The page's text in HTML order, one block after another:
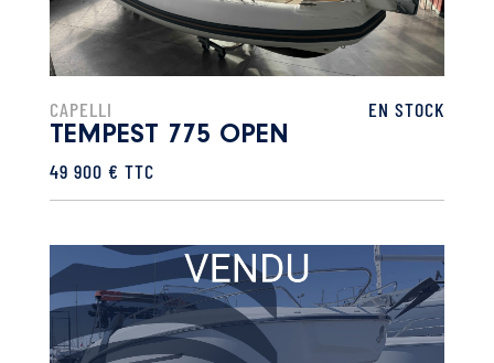
CAPELLI EN STOCK
TEMPEST 775 OPEN
49 900 € TTC